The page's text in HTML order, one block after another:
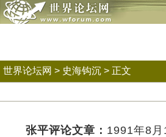
世界论坛网 > 史海钩沉 > 正文
张平评论文章： 1991年8